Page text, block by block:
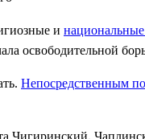
и
освободительной
Непосредственным